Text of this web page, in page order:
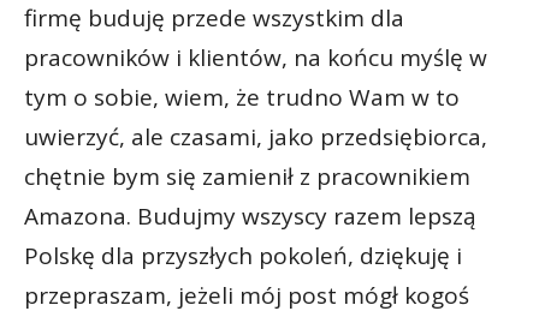
firmę buduję przede wszystkim dla
pracowników i klientów, na końcu myślę w
tym o sobie, wiem, że trudno Wam w to
uwierzyć, ale czasami, jako przedsiębiorca,
chętnie bym się zamienił z pracownikiem
Amazona. Budujmy wszyscy razem lepszą
Polskę dla przyszłych pokoleń, dziękuję i
przepraszam, jeżeli mój post mógł kogoś